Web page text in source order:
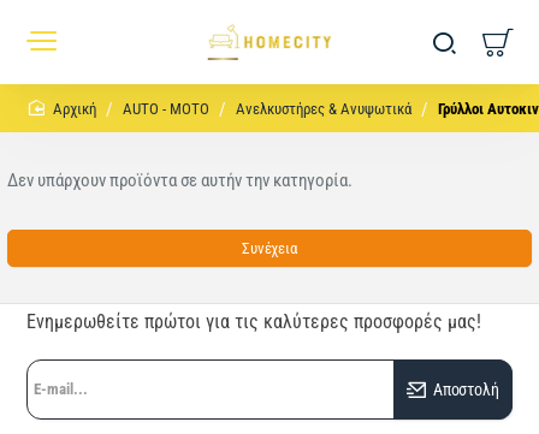
homeAUTO - MOTO Ανελκυστήρες & Ανυψωτικά Γρύλλοι
Δεν υπάρχουν προϊόντα σε αυτήν την κατηγορία.
Συνέχεια
Ενημερωθείτε πρώτοι για τις καλύτερες προσφορές μας!
E-
mail...
Αποστολή